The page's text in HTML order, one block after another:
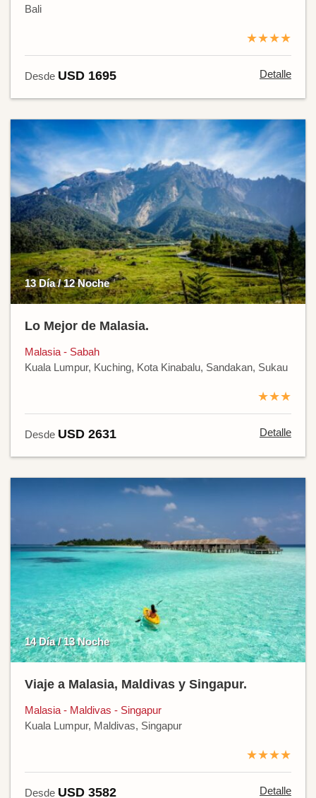
Bali
★★★★
Desde USD 1695 Detalle
13 Día / 12 Noche
Lo Mejor de Malasia.
Malasia - Sabah
Kuala Lumpur, Kuching, Kota Kinabalu, Sandakan, Sukau
★★★
Desde USD 2631 Detalle
14 Día / 13 Noche
Viaje a Malasia, Maldivas y Singapur.
Malasia - Maldivas - Singapur
Kuala Lumpur, Maldivas, Singapur
★★★★
Desde USD 3582 Detalle